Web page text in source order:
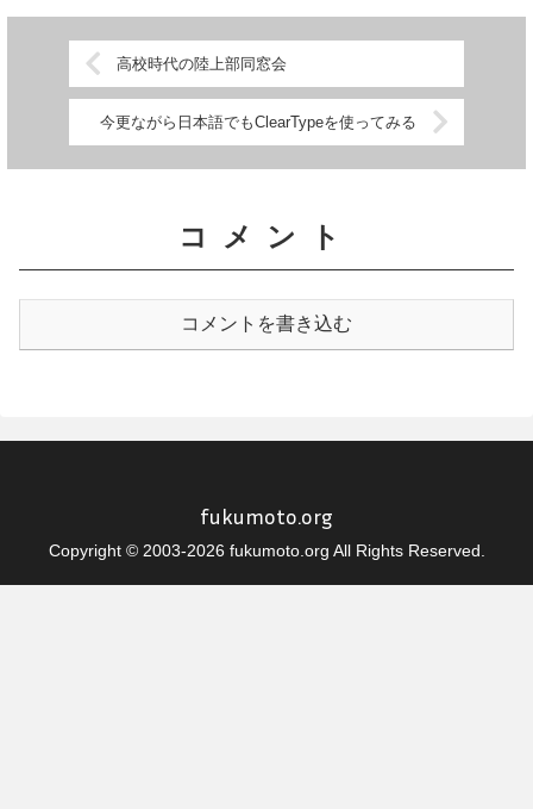
高校時代の陸上部同窓会
今更ながら日本語でもClearTypeを使ってみる
コメント
コメントを書き込む
fukumoto.org
Copyright © 2003-2026 fukumoto.org All Rights Reserved.